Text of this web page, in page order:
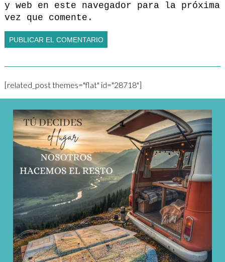
y web en este navegador para la próxima
vez que comente.
[related_post themes="flat" id="28718"]